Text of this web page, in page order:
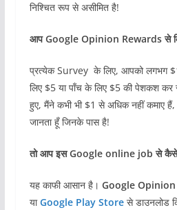
निश्चित रूप से असीमित है!
आपGoogle Opinion Rewards से
प्रत्येक Survey के लिए, आपको लगभग
लिए $5 या पाँच के लिए $5 की पेशकश
हुए, मैंने कभी भी $1 से अधिक नहीं कमाए
जानता हूँ जिनके पास है!
तो आप इसGoogle online job से
यह काफी आसान है। Google
याGoogle Play Store से डाउनलोड